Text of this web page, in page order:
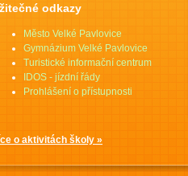
odkazy
Město Velké Pavlovice
Gymnázium Velké Pavlovice
Turistické informační centrum
IDOS - jízdní řády
Prohlášení o přístupnosti
o aktivitách školy »